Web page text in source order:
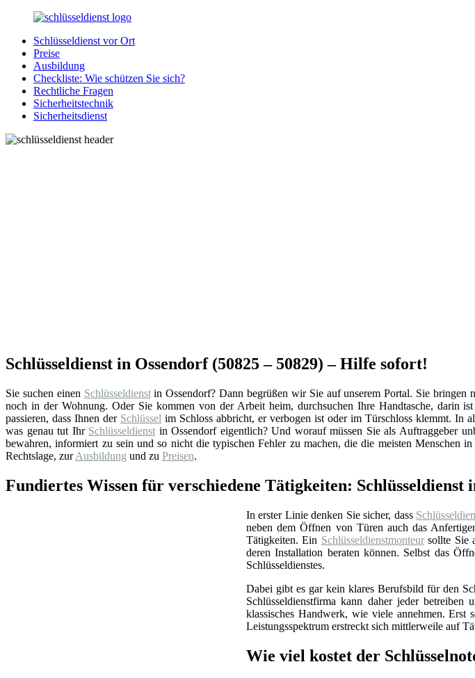
Zurück
Inhalt
SchluesseldienstDirekt.de
Ihre
Notlage
wird
gelöst!
Schlüsseldienst vor Ort
Preise
Ausbildung
Checkliste: Wie schützen Sie sich?
Rechtliche Fragen
Sicherheitstechnik
Sicherheitsdienst
Schlüsseldienst in Ossendorf (50825 – 50829) – Hilfe sofort!
Sie suchen einen Schlüsseldienstin Ossendorf? Dann begrüßen wir Sie auf unserem Portal. Sie bringen
noch in der Wohnung. Oder Sie kommen von der Arbeit heim, durchsuchen Ihre Handtasche, darin
passieren, dass Ihnen der Schlüssel im Schloss abbricht, er verbogen ist oder im Türschloss klemmt. In
was genau tut Ihr Schlüsseldienst in Ossendorf eigentlich? Und worauf müssen Sie als Auftraggeber
bewahren, informiert zu sein und so nicht die typischen Fehler zu machen, die die meisten Menschen
Rechtslage, zurAusbildung und zu Preisen.
Fundiertes Wissen für verschiedene Tätigkeiten:
In erster Linie denken Sie sicher, dass
neben dem Öffnen von Türen auch das
Tätigkeiten. Ein Schlüsseldienstmonteursollte Sie
deren Installation beraten können. Selbst das
Schlüsseldienstes.
Dabei gibt es gar kein klares Berufsbild für den
Schlüsseldienstfirma kann daher jeder
klassisches Handwerk, wie viele annehmen. Erst
Leistungsspektrum erstreckt sich mittlerweile auf
Wie viel kostet der